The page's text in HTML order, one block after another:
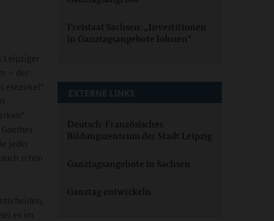
– der
jeder
schon
es im
Freistaat Sachsen: „Investitionen
in Ganztagsangebote lohnen“
EXTERNE LINKS
Deutsch-Französisches
Bildungszentrum der Stadt Leipzig
Ganztagsangebote in Sachsen
Ganztag entwickeln